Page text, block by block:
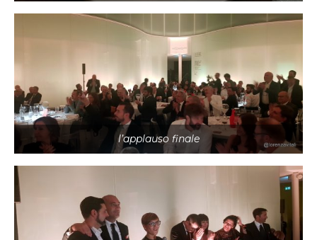
l’applauso finale